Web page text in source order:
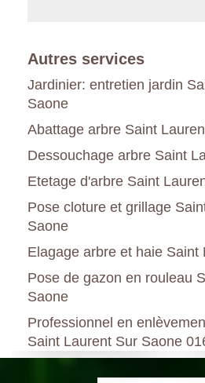
Autres services
Jardinier: entretien jardin
Saone
Abattage arbre Saint
Dessouchage arbre Saint
Etetage d'arbre Saint
Pose cloture et grillage
Saone
Elagage arbre et haie Saint
Pose de gazon en rouleau
Saone
Professionnel en
Saint Laurent Sur Saone